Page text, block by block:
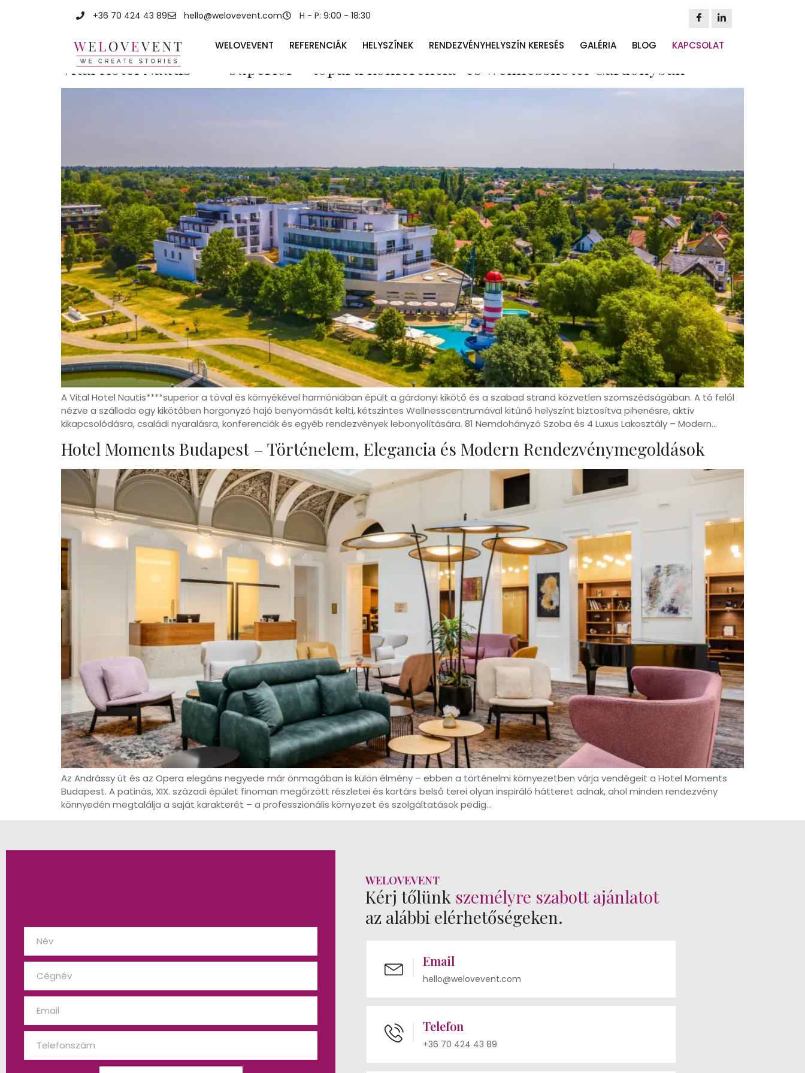
+36 70 424 43 89 hello@welovevent.com H - P: 9:00 - 18:30
WELOVEVENT REFERENCIÁK HELYSZÍNEK RENDEZVÉNYHELYSZÍN KERESÉS GALÉRIA BLOG KAPCSOLAT
Címke:6 m² raktárhelyiség
Vital Hotel Nautis**** superior – tóparti konferencia‑ és wellnesshotel Gárdonyban
A Vital Hotel Nautis****superior a tóval és környékével harmóniában épült a gárdonyi kikötő és a szabad strand közvetlen szomszédságában. A tó felől
nézve a szálloda egy kikötőben horgonyzó hajó benyomását kelti, kétszintes Wellnesscentrumával kitűnő helyszínt biztosítva pihenésre, aktív
kikapcsolódásra, családi nyaralásra, konferenciák és egyéb rendezvények lebonyolítására. 81 Nemdohányzó Szoba és 4 Luxus Lakosztály – Modern…
Hotel Moments Budapest – Történelem, Elegancia és Modern Rendezvénymegoldások
Az Andrássy út és az Opera elegáns negyede már önmagában is külön élmény – ebben a történelmi környezetben várja vendégeit a Hotel Moments
Budapest. A patinás, XIX. századi épület finoman megőrzött részletei és kortárs belső terei olyan inspiráló hátteret adnak, ahol minden rendezvény
könnyedén megtalálja a saját karakterét – a professzionális környezet és szolgáltatások pedig…
WELOVEVENT
Kérj tőlünk személyre szabott ajánlatot
az alábbi elérhetőségeken.
Email
hello@welovevent.com
Telefon
+36 70 424 43 89